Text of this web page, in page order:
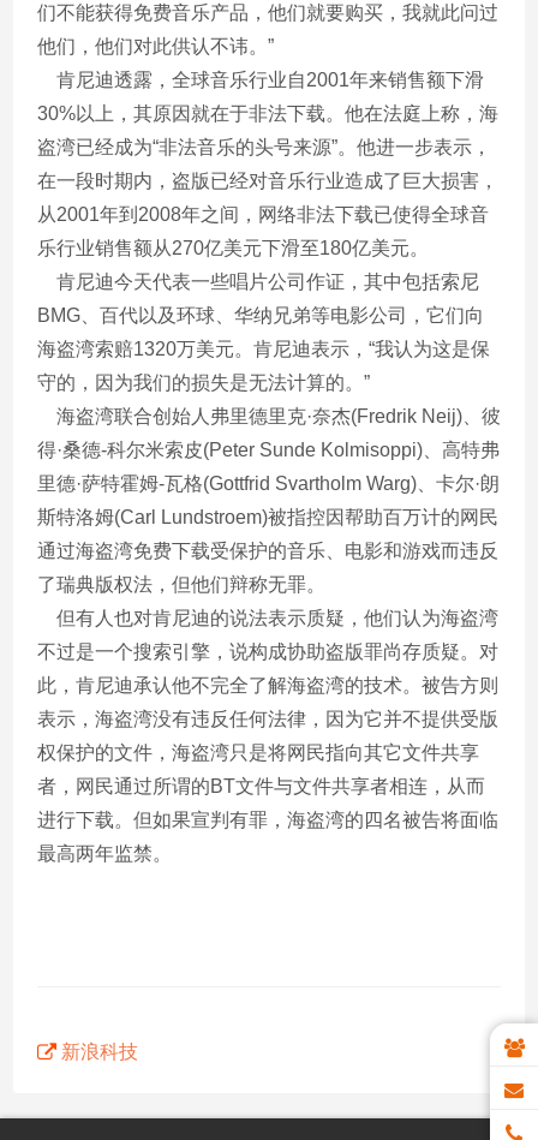
们不能获得免费音乐产品，他们就要购买，我就此问过
他们，他们对此供认不讳。”
肯尼迪透露，全球音乐行业自2001年来销售额下滑
30%以上，其原因就在于非法下载。他在法庭上称，海
盗湾已经成为“非法音乐的头号来源”。他进一步表示，
在一段时期内，盗版已经对音乐行业造成了巨大损害，
从2001年到2008年之间，网络非法下载已使得全球音
乐行业销售额从270亿美元下滑至180亿美元。
肯尼迪今天代表一些唱片公司作证，其中包括索尼
BMG、百代以及环球、华纳兄弟等电影公司，它们向
海盗湾索赔1320万美元。肯尼迪表示，“我认为这是保
守的，因为我们的损失是无法计算的。”
海盗湾联合创始人弗里德里克·奈杰(Fredrik Neij)、彼
得·桑德-科尔米索皮(Peter Sunde Kolmisoppi)、高特弗
里德·萨特霍姆-瓦格(Gottfrid Svartholm Warg)、卡尔·朗
斯特洛姆(Carl Lundstroem)被指控因帮助百万计的网民
通过海盗湾免费下载受保护的音乐、电影和游戏而违反
了瑞典版权法，但他们辩称无罪。
但有人也对肯尼迪的说法表示质疑，他们认为海盗湾
不过是一个搜索引擎，说构成协助盗版罪尚存质疑。对
此，肯尼迪承认他不完全了解海盗湾的技术。被告方则
表示，海盗湾没有违反任何法律，因为它并不提供受版
权保护的文件，海盗湾只是将网民指向其它文件共享
者，网民通过所谓的BT文件与文件共享者相连，从而
进行下载。但如果宣判有罪，海盗湾的四名被告将面临
最高两年监禁。
新浪科技